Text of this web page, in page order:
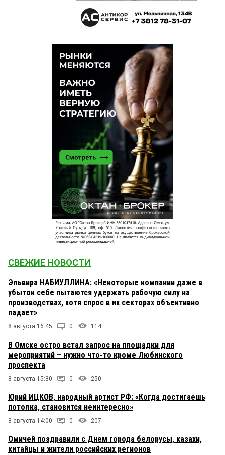
СВЕЖИЕ НОВОСТИ
Эльвира НАБИУЛЛИНА: «Некоторые компании даже в
убыток себе пытаются удержать рабочую силу на
производствах, хотя спрос в их секторах объективно
падает»
8 августа 16:45 0 114
В Омске остро встал запрос на площадки для
мероприятий – нужно что-то кроме Любинского
проспекта
8 августа 15:30 0 250
Юрий ИЦКОВ, народный артист РФ: «Когда достигаешь
потолка, становится неинтересно»
8 августа 14:00 0 207
Омичей поздравили с Днем города белорусы, казахи,
китайцы и жители российских регионов